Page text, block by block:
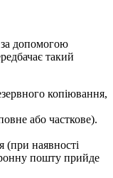
за допомогою
такий
копіювання,
або часткове).
(при наявності
пошту прийде